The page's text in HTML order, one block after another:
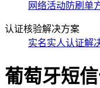
网络活动防刷单
认证核验解决方案
实名实人认证解
葡萄牙短